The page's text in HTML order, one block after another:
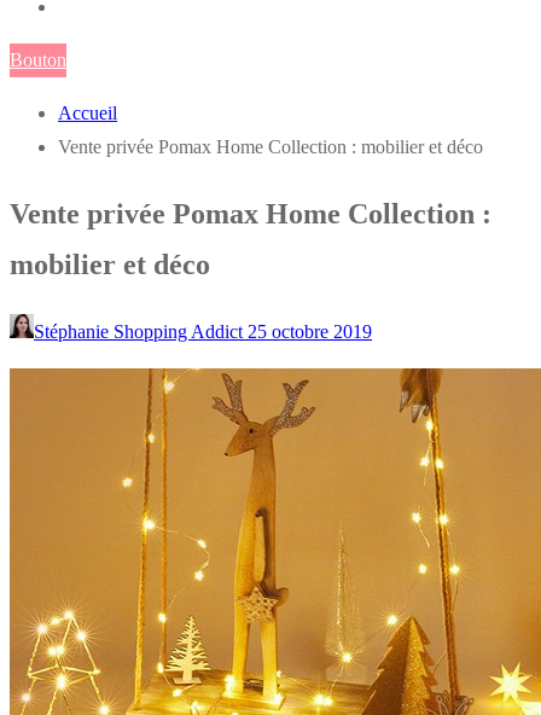
Bouton
Accueil
Vente privée Pomax Home Collection : mobilier et déco
Vente privée Pomax Home Collection :
mobilier et déco
Stéphanie Shopping Addict 25 octobre 2019